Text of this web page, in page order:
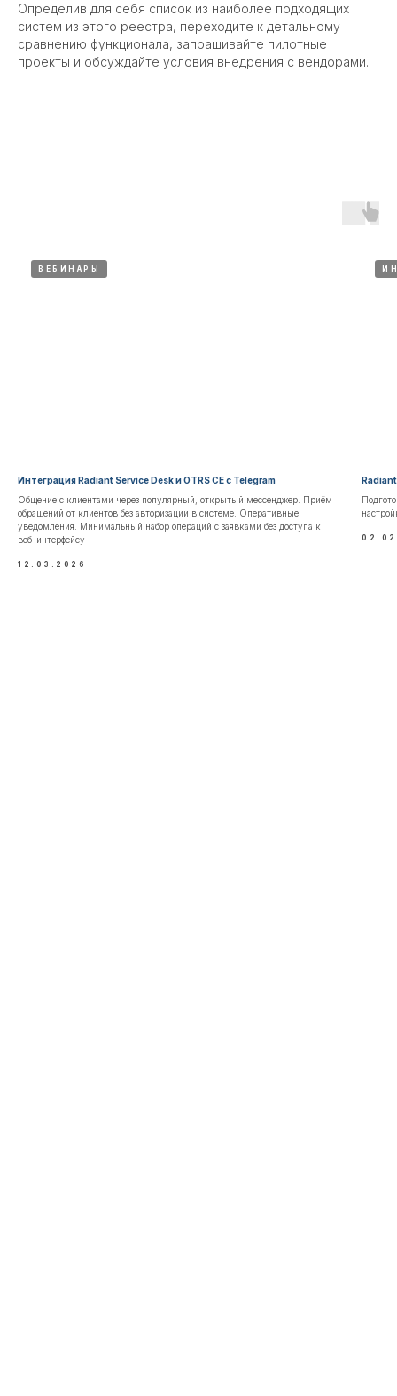
Определив для себя список из наиболее подходящих
систем из этого реестра, переходите к детальному
сравнению функционала, запрашивайте пилотные
проекты и обсуждайте условия внедрения с вендорами.
ВЕБИНАРЫ
Интеграция Radiant Service Desk и OTRS CE с Telegram
Общение с клиентами через популярный, открытый мессенджер. Приём
обращений от клиентов без авторизации в системе. Оперативные
уведомления. Минимальный набор операций с заявками без доступа к
веб-интерфейсу
12.03.2026